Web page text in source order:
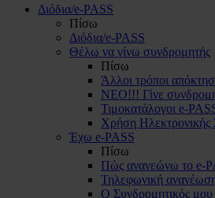
Διόδια/e-PASS
Πίσω
Διόδια/e-PASS
Θέλω να γίνω συνδρομητής
Πίσω
Άλλοι τρόποι
ΝΕΟ!!! Γίνε
Τιμοκατάλογοι e-
Χρήση
Έχω e-PASS
Πίσω
Πώς ανανεώνω το e-
Τηλεφωνική
Ο Συνδρομητικός